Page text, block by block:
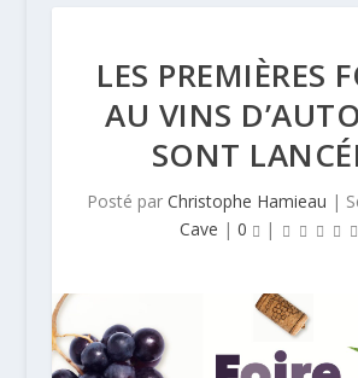
LES PREMIÈRES
AU VINS
SONT
Posté parChristophe Hamieau |
Cave |0 |